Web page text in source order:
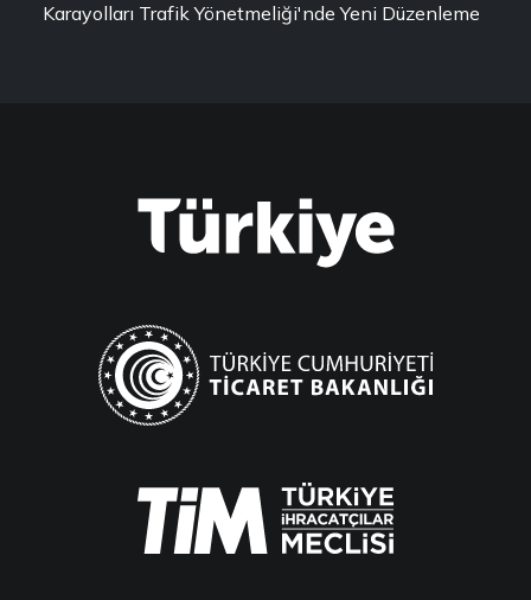
Karayolları Trafik Yönetmeliği'nde Yeni Düzenleme